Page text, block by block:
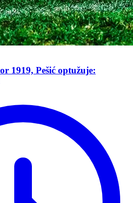
1919, Pešić optužuje: